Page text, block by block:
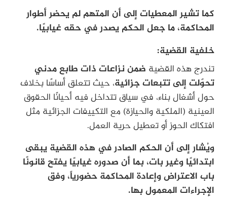
كما تشير المعطيات إلى أن المتهم لم يحضر أطوار
المحاكمة، ما جعل الحكم يصدر في حقه غيابيًا.
خلفية القضية:
تندرج هذه القضية ضمن نزاعات ذات طابع مدني
تحوّلت إلى تتبعات جزائية، حيث تتعلق أساسًا بخلاف
حول أشغال بناء، في سياق تتداخل فيه أحيانًا الحقوق
العينية (الملكية والحيازة) مع التكييفات الجزائية مثل
افتكاك الحوز أو تعطيل حرية العمل.
ويُشار إلى أن الحكم الصادر في هذه القضية يبقى
ابتدائيًا وغير بات، بما أن صدوره غيابيًا يفتح قانونًا
باب الاعتراض وإعادة المحاكمة حضورياً، وفق
الإجراءات المعمول بها.